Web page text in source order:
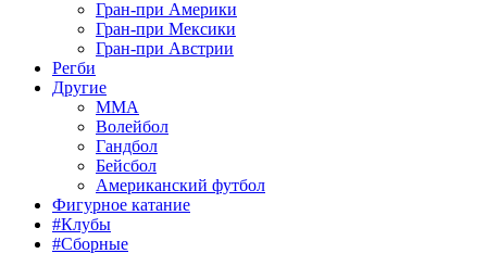
Гран-при Америки
Гран-при Мексики
Гран-при Австрии
Регби
Другие
MMA
Волейбол
Гандбол
Бейсбол
Американский футбол
Фигурное катание
#Клубы
#Сборные